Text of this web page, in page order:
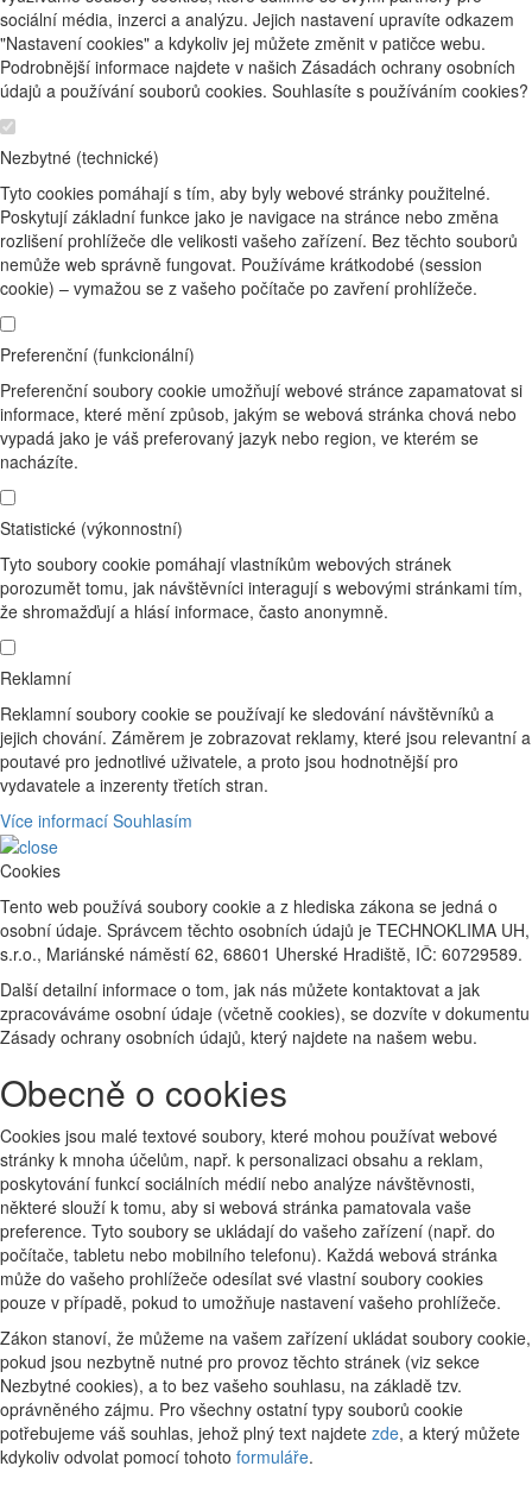
sociální média, inzerci a analýzu. Jejich nastavení upravíte odkazem
"Nastavení cookies" a kdykoliv jej můžete změnit v patičce webu.
Podrobnější informace najdete v našich Zásadách ochrany osobních
údajů a používání souborů cookies. Souhlasíte s používáním cookies?
Nezbytné (technické)
Tyto cookies pomáhají s tím, aby byly webové stránky použitelné.
Poskytují základní funkce jako je navigace na stránce nebo změna
rozlišení prohlížeče dle velikosti vašeho zařízení. Bez těchto souborů
nemůže web správně fungovat. Používáme krátkodobé (session
cookie) – vymažou se z vašeho počítače po zavření prohlížeče.
Preferenční (funkcionální)
Preferenční soubory cookie umožňují webové stránce zapamatovat si
informace, které mění způsob, jakým se webová stránka chová nebo
vypadá jako je váš preferovaný jazyk nebo region, ve kterém se
nacházíte.
Statistické (výkonnostní)
Tyto soubory cookie pomáhají vlastníkům webových stránek
porozumět tomu, jak návštěvníci interagují s webovými stránkami tím,
že shromažďují a hlásí informace, často anonymně.
Reklamní
Reklamní soubory cookie se používají ke sledování návštěvníků a
jejich chování. Záměrem je zobrazovat reklamy, které jsou relevantní a
poutavé pro jednotlivé uživatele, a proto jsou hodnotnější pro
vydavatele a inzerenty třetích stran.
Více informací Souhlasím
Cookies
Tento web používá soubory cookie a z hlediska zákona se jedná o
osobní údaje. Správcem těchto osobních údajů je TECHNOKLIMA UH,
s.r.o., Mariánské náměstí 62, 68601 Uherské Hradiště, IČ: 60729589.
Další detailní informace o tom, jak nás můžete kontaktovat a jak
zpracováváme osobní údaje (včetně cookies), se dozvíte v dokumentu
Zásady ochrany osobních údajů, který najdete na našem webu.
Obecně o cookies
Cookies jsou malé textové soubory, které mohou používat webové
stránky k mnoha účelům, např. k personalizaci obsahu a reklam,
poskytování funkcí sociálních médií nebo analýze návštěvnosti,
některé slouží k tomu, aby si webová stránka pamatovala vaše
preference. Tyto soubory se ukládají do vašeho zařízení (např. do
počítače, tabletu nebo mobilního telefonu). Každá webová stránka
může do vašeho prohlížeče odesílat své vlastní soubory cookies
pouze v případě, pokud to umožňuje nastavení vašeho prohlížeče.
Zákon stanoví, že můžeme na vašem zařízení ukládat soubory cookie,
pokud jsou nezbytně nutné pro provoz těchto stránek (viz sekce
Nezbytné cookies), a to bez vašeho souhlasu, na základě tzv.
oprávněného zájmu. Pro všechny ostatní typy souborů cookie
potřebujeme váš souhlas, jehož plný text najdete zde, a který můžete
kdykoliv odvolat pomocí tohoto formuláře.